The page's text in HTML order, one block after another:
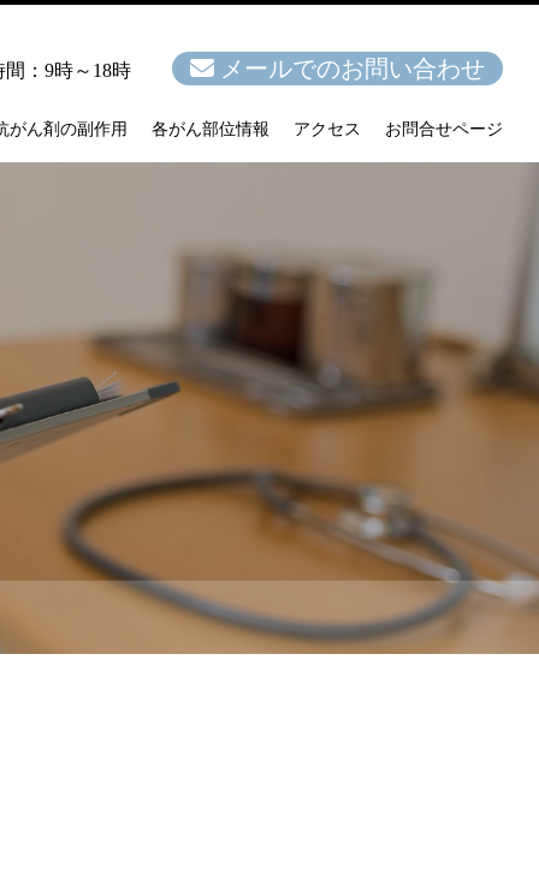
間：9時～18時 メールでのお問い合わせ
がん剤の副作用 各がん部位情報 アクセス お問合せページ